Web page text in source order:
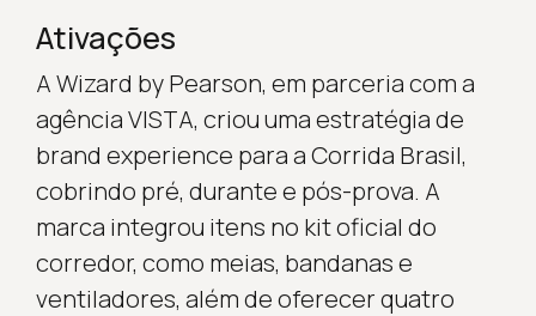
Ativações
A Wizard by Pearson, em parceria com a
agência VISTA, criou uma estratégia de
brand experience para a Corrida Brasil,
cobrindo pré, durante e pós-prova. A
marca integrou itens no kit oficial do
corredor, como meias, bandanas e
ventiladores, além de oferecer quatro